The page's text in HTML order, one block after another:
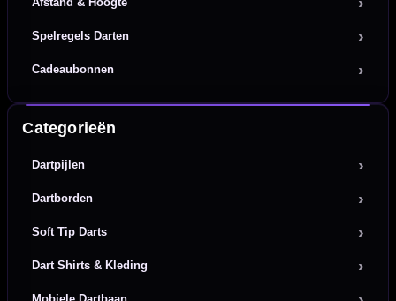
Spelregels Darten
Cadeaubonnen
Categorieën
Dartpijlen
Dartborden
Soft Tip Darts
Dart Shirts & Kleding